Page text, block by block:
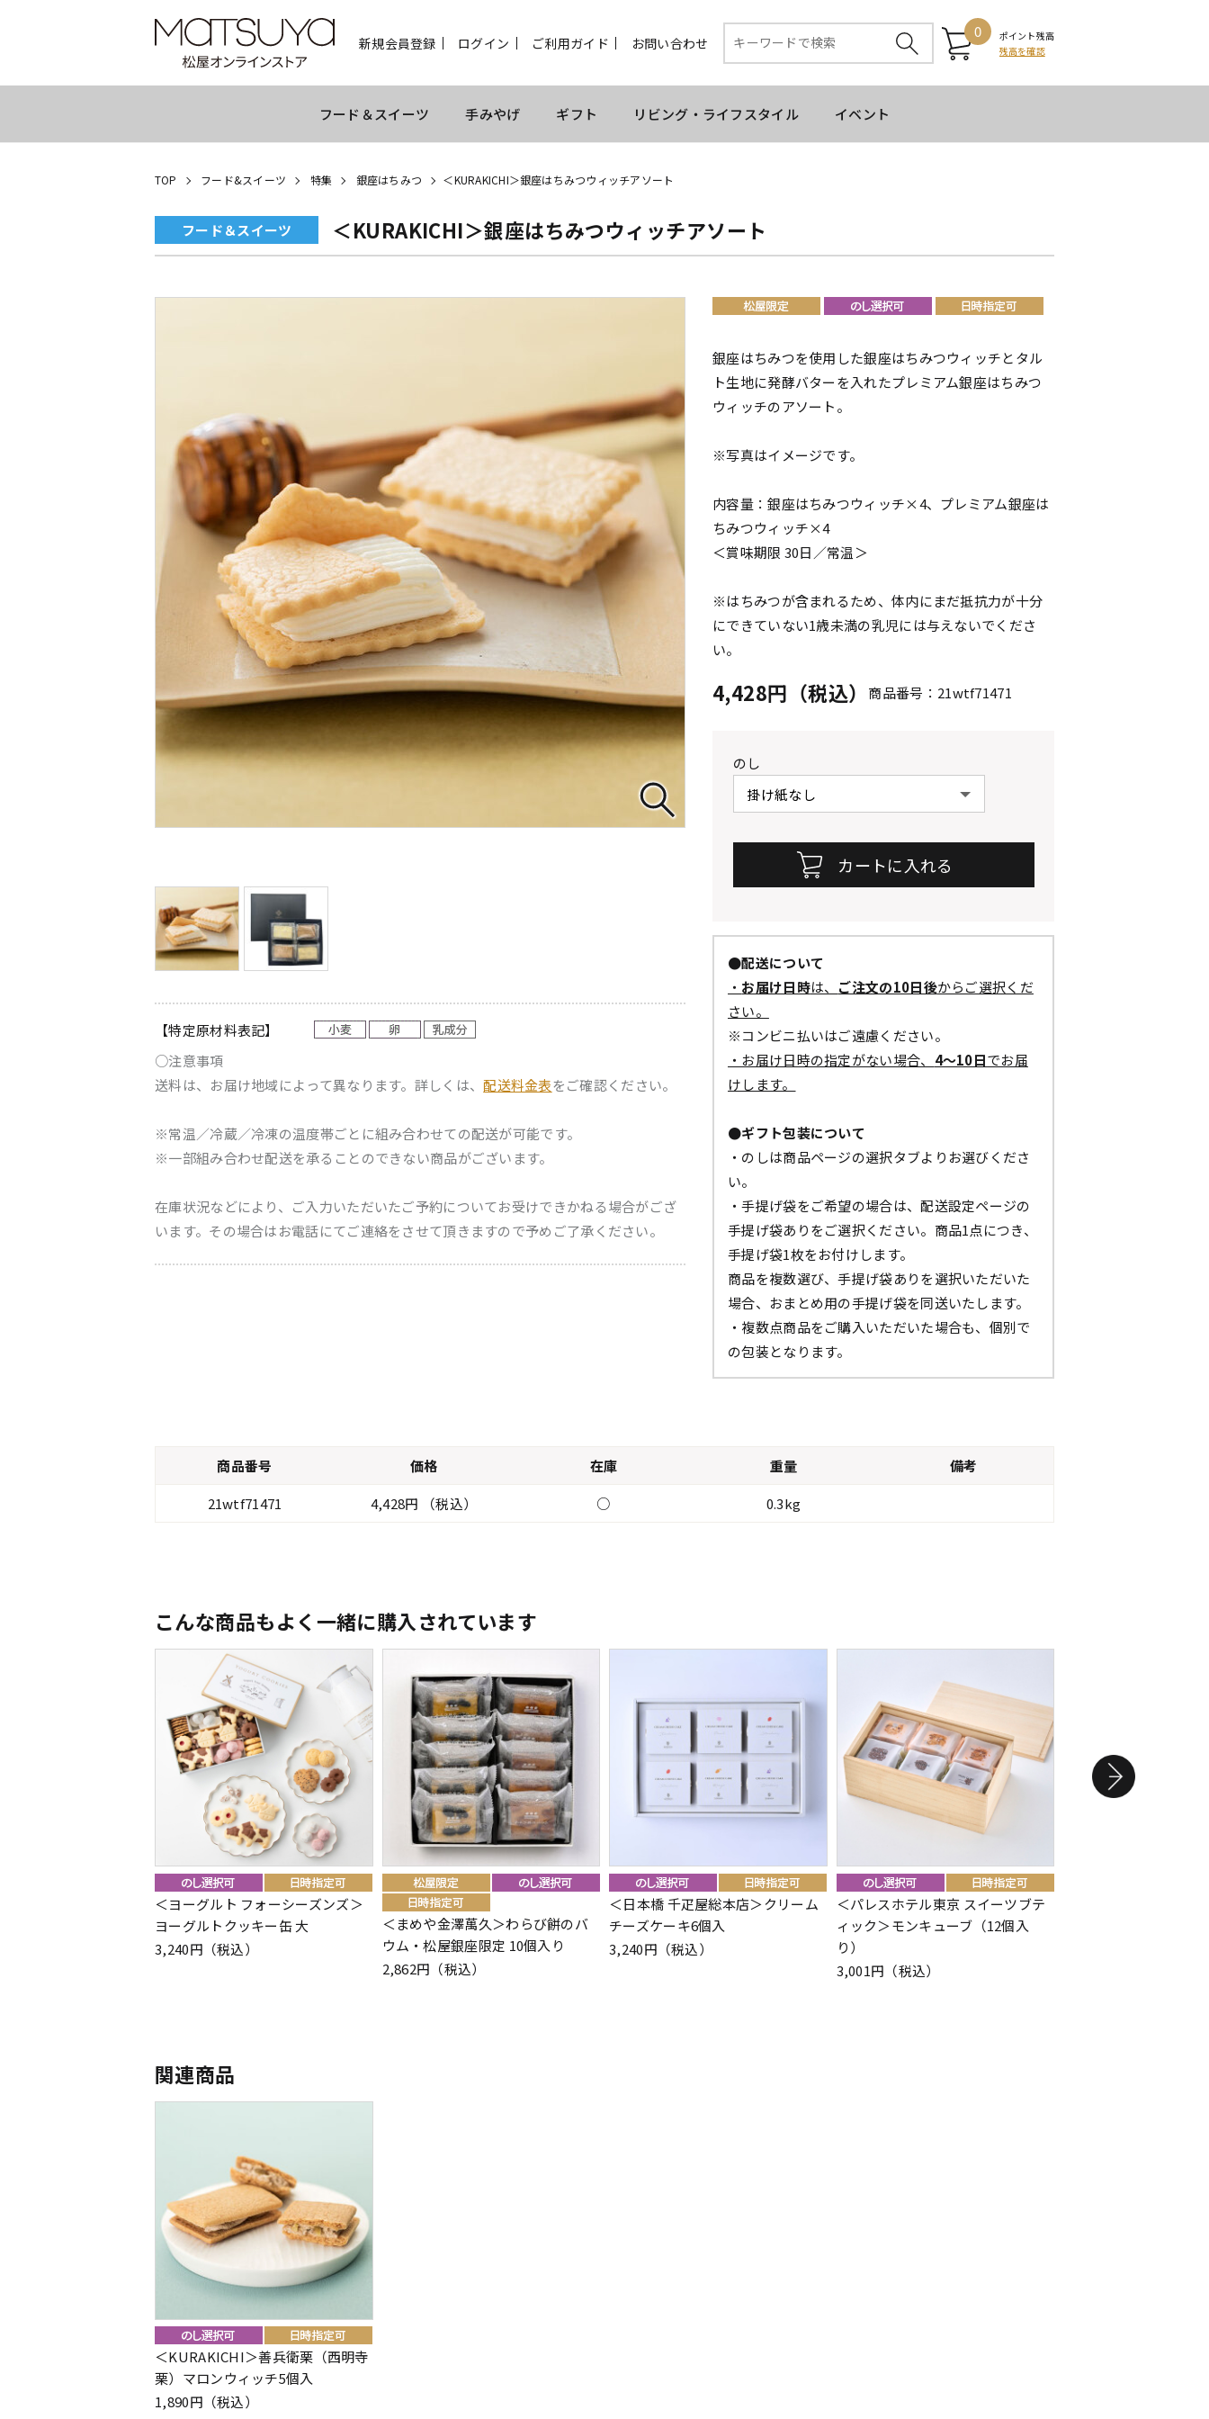
新規会員登録 ログイン ご利用ガイド お問い合わせ
0
ポイント残高
残高を確認
フード＆スイーツ 手みやげ ギフト リビング・ライフスタイル イベント
TOP フード&スイーツ 特集 銀座はちみつ ＜KURAKICHI＞銀座はちみつウィッチアソート
フード＆スイーツ ＜KURAKICHI＞銀座はちみつウィッチアソート
【特定原材料表記】
○注意事項
送料は、お届け地域によって異なります。詳しくは、配送料金表をご確認ください。
※常温／冷蔵／冷凍の温度帯ごとに組み合わせての配送が可能です。
※一部組み合わせ配送を承ることのできない商品がございます。
在庫状況などにより、ご入力いただいたご予約についてお受けできかねる場合がござ
います。その場合はお電話にてご連絡をさせて頂きますので予めご了承ください。
銀座はちみつを使用した銀座はちみつウィッチとタル
ト生地に発酵バターを入れたプレミアム銀座はちみつ
ウィッチのアソート。
※写真はイメージです。
内容量：銀座はちみつウィッチ×4、プレミアム銀座は
ちみつウィッチ×4
＜賞味期限 30日／常温＞
※はちみつが含まれるため、体内にまだ抵抗力が十分
にできていない1歳未満の乳児には与えないでくださ
い。
4,428円（税込） 商品番号：21wtf71471
のし
●配送について
・ お届け日時は、 ご注文の10日後からご選択くだ
さい。
※コンビニ払いはご遠慮ください。
・お届け日時の指定がない場合、 4～10日でお届
けします。
●ギフト包装について
・のしは商品ページの選択タブよりお選びくださ
い。
・手提げ袋をご希望の場合は、配送設定ページの
手提げ袋ありをご選択ください。商品1点につき、
手提げ袋1枚をお付けします。
商品を複数選び、手提げ袋ありを選択いただいた
場合、おまとめ用の手提げ袋を同送いたします。
・複数点商品をご購入いただいた場合も、個別で
の包装となります。
商品番号 価格 在庫 重量
備考
21wtf71471
4,428円 （税込） ○ 0.3kg
こんな商品もよく一緒に購入されています
＜ヨーグルト フォーシーズンズ＞
ヨーグルトクッキー缶 大
3,240円（税込）
＜まめや金澤萬久＞わらび餅のバ
ウム・松屋銀座限定 10個入り
2,862円（税込）
＜日本橋 千疋屋総本店＞クリーム
チーズケーキ6個入
3,240円（税込）
＜パレスホテル東京 スイーツブテ
ィック＞モンキューブ（12個入
り）
3,001円（税込）
関連商品
＜KURAKICHI＞善兵衛栗（西明寺
栗）マロンウィッチ5個入
1,890円（税込）